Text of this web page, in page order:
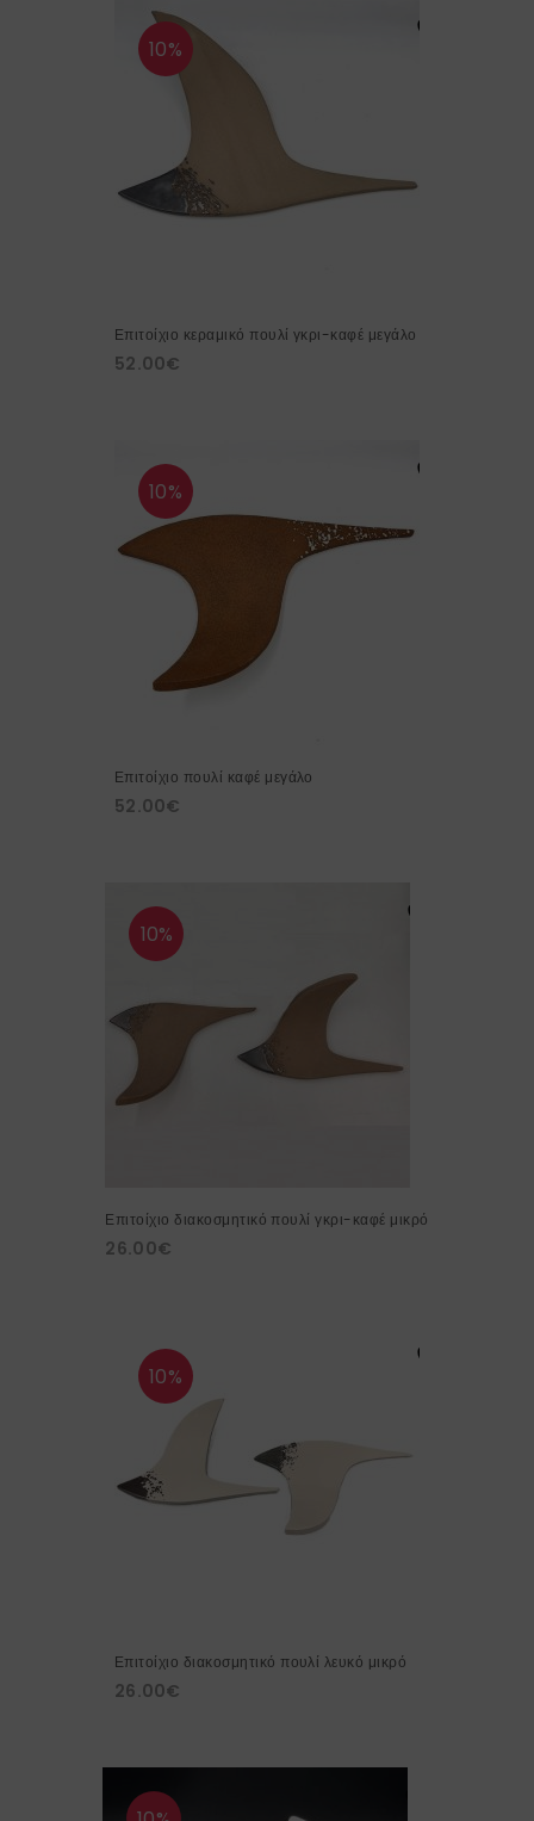
10%
Επιτοίχιο κεραμικό πουλί γκρι-καφέ μεγάλο
52.00€
10%
Επιτοίχιο πουλί καφέ μεγάλο
52.00€
10%
Επιτοίχιο διακοσμητικό πουλί γκρι-καφέ μικρό
26.00€
10%
Επιτοίχιο διακοσμητικό πουλί λευκό μικρό
26.00€